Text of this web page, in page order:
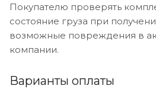
Покупателю проверять
состояние груза при
возможные повреждения в
компании.
Варианты оплаты